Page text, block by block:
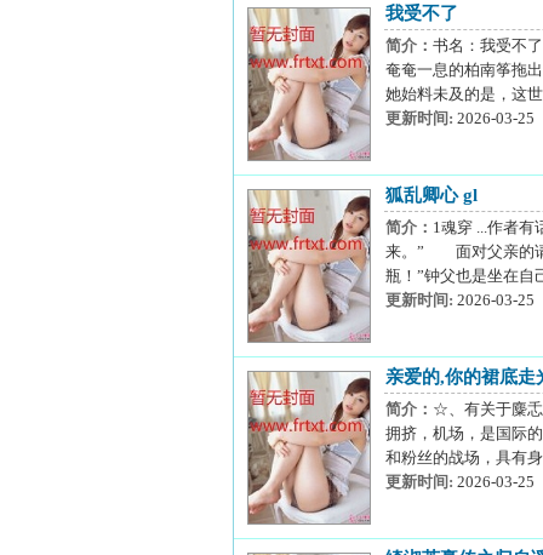
我受不了
简介： 书名：我受不
奄奄一息的柏南筝拖
她始料未及的是，这
更新时间: 2026-03-25
狐乱卿心 gl
简介： 1魂穿 ...作者
来。” 面对父亲的请
瓶！”钟父也是坐在自
更新时间: 2026-03-25
亲爱的,你的裙底走
简介： ☆、有关于麋
拥挤，机场，是国际
和粉丝的战场，具有
更新时间: 2026-03-25